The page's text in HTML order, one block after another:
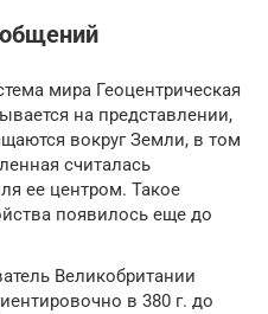
мира Геоцентрическая
на представлении,
вокруг Земли, в том
считалась
ее центром. Такое
появилось еще до
Великобритании
в 380 г. до